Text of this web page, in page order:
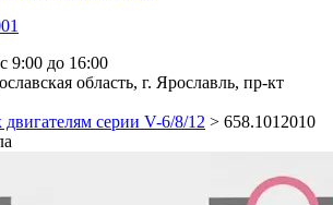
9:00 до 16:00
область, г. Ярославль, пр-кт
двигателям серии V-6/8/12 > 658.1012010